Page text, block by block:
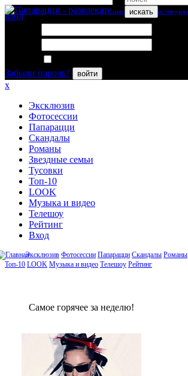
искать
вход
Забыли пароль?
войти
x
Эксклюзив
Фотосессии
Папарацци
Скандалы
Романы
Звездные семьи
Тусовки
Топ-10
LOOK
Музыка и видео
Телешоу
Рейтинг
Вход
Эксклюзив Фотосессии Папарацци Скандалы Романы
Топ-10 LOOK Музыка и видео Телешоу Рейтинг
Сaмое гoрячее за неделю!